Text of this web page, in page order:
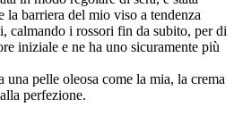
la barriera del mio viso a tendenza
calmando i rossori fin da subito, per di
iniziale e ne ha uno sicuramente più
pelle oleosa come la mia, la crema
perfezione.